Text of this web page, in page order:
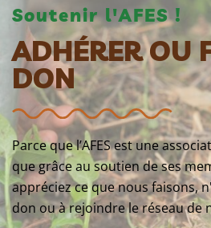
Soutenir l'AFES !
ADHÉRER OU
DON
Parce que l’AFES est une
que grâce au soutien de ses
appréciez ce que nous faisons,
don ou à rejoindre le réseau de